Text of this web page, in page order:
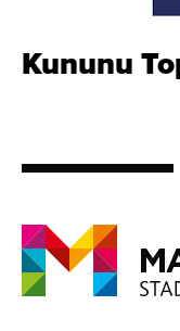
Kununu